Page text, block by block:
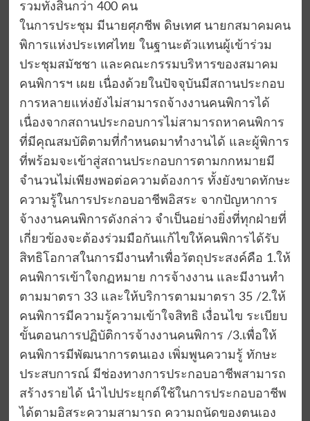
รวมทั้งสิ้นกว่า 400 คน
ในการประชุม มีนายศุภชีพ ดิษเทศ นายกสมาคมคน
พิการแห่งประเทศไทย ในฐานะตัวแทนผู้เข้าร่วม
ประชุมสมัชชา และคณะกรรมบริหารของสมาคม
คนพิการฯ เผย เนื่องด้วยในปัจจุบันมีสถานประกอบ
การหลายแห่งยังไม่สามารถจ้างงานคนพิการได้
เนื่องจากสถานประกอบการไม่สามารถหาคนพิการ
ที่มีคุณสมบัติตามที่กำหนดมาทำงานได้ และผู้พิการ
ที่พร้อมจะเข้าสู่สถานประกอบการตามกกหมายมี
จำนวนไม่เพียงพอต่อความต้องการ ทั้งยังขาดทักษะ
ความรู้ในการประกอบอาชีพอิสระ จากปัญหาการ
จ้างงานคนพิการดังกล่าว จำเป็นอย่างยิ่งที่ทุกฝ่ายที่
เกี่ยวข้องจะต้องร่วมมือกันแก้ไขให้คนพิการได้รับ
สิทธิโอกาสในการมีงานทำเพื่อวัตถุประสงค์คือ 1.ให้
คนพิการเข้าใจกฏหมาย การจ้างงาน และมีงานทำ
ตามมาตรา 33 และให้บริการตามมาตรา 35 /2.ให้
คนพิการมีความรู้ความเข้าใจสิทธิ เงื่อนไข ระเบียบ
ขั้นตอนการปฏิบัติการจ้างงานคนพิการ /3.เพื่อให้
คนพิการมีพัฒนาการตนเอง เพิ่มพูนความรู้ ทักษะ
ประสบการณ์ มีช่องทางการประกอบอาชีพสามารถ
สร้างรายได้ นำไปประยุกต์ใช้ในการประกอบอาชีพ
ได้ตามอิสระความสามารถ ความถนัดของตนเอง